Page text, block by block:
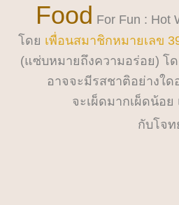
Food For Fun : Hot
ด เพื่อนสมาชิกหมายเลข
(แซ่บหมายถึงความอร่อย) โ
อาจจะมีรสชาติอย่างใด
จะเผ็ดมากเผ็ดน้อ
กับโจ